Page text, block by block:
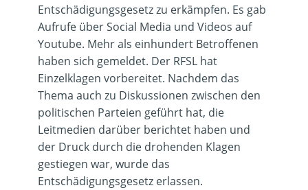
Entschädigungsgesetz zu erkämpfen. Es gab
Aufrufe über Social Media und Videos auf
Youtube. Mehr als einhundert Betroffenen
haben sich gemeldet. Der RFSL hat
Einzelklagen vorbereitet. Nachdem das
Thema auch zu Diskussionen zwischen den
politischen Parteien geführt hat, die
Leitmedien darüber berichtet haben und
der Druck durch die drohenden Klagen
gestiegen war, wurde das
Entschädigungsgesetz erlassen.